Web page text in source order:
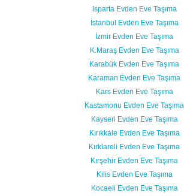
Isparta Evden Eve Taşıma
İstanbul Evden Eve Taşıma
İzmir Evden Eve Taşıma
K.Maraş Evden Eve Taşıma
Karabük Evden Eve Taşıma
Karaman Evden Eve Taşıma
Kars Evden Eve Taşıma
Kastamonu Evden Eve Taşıma
Kayseri Evden Eve Taşıma
Kırıkkale Evden Eve Taşıma
Kırklareli Evden Eve Taşıma
Kırşehir Evden Eve Taşıma
Kilis Evden Eve Taşıma
Kocaeli Evden Eve Taşıma